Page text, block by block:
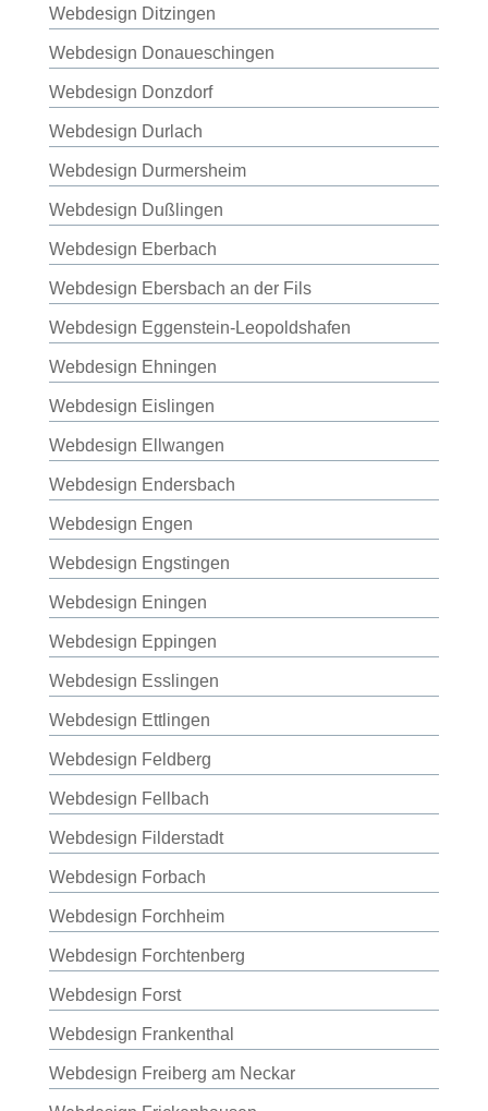
Webdesign Ditzingen
Webdesign Donaueschingen
Webdesign Donzdorf
Webdesign Durlach
Webdesign Durmersheim
Webdesign Dußlingen
Webdesign Eberbach
Webdesign Ebersbach an der Fils
Webdesign Eggenstein-Leopoldshafen
Webdesign Ehningen
Webdesign Eislingen
Webdesign Ellwangen
Webdesign Endersbach
Webdesign Engen
Webdesign Engstingen
Webdesign Eningen
Webdesign Eppingen
Webdesign Esslingen
Webdesign Ettlingen
Webdesign Feldberg
Webdesign Fellbach
Webdesign Filderstadt
Webdesign Forbach
Webdesign Forchheim
Webdesign Forchtenberg
Webdesign Forst
Webdesign Frankenthal
Webdesign Freiberg am Neckar